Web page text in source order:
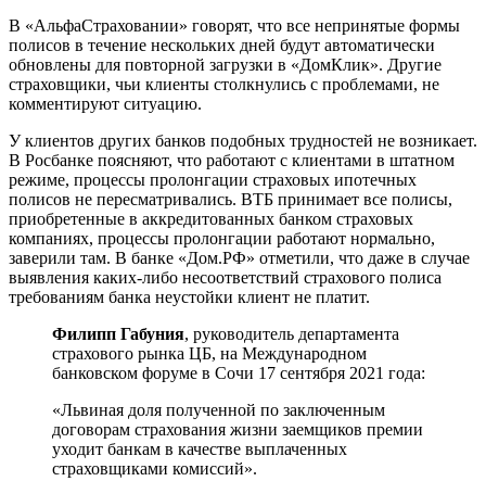
В «АльфаСтраховании» говорят, что все непринятые формы
полисов в течение нескольких дней будут автоматически
обновлены для повторной загрузки в «ДомКлик». Другие
страховщики, чьи клиенты столкнулись с проблемами, не
комментируют ситуацию.
У клиентов других банков подобных трудностей не возникает.
В Росбанке поясняют, что работают с клиентами в штатном
режиме, процессы пролонгации страховых ипотечных
полисов не пересматривались. ВТБ принимает все полисы,
приобретенные в аккредитованных банком страховых
компаниях, процессы пролонгации работают нормально,
заверили там. В банке «Дом.РФ» отметили, что даже в случае
выявления каких-либо несоответствий страхового полиса
требованиям банка неустойки клиент не платит.
Филипп Габуния, руководитель департамента
страхового рынка ЦБ, на Международном
банковском форуме в Сочи 17 сентября 2021 года:
«Львиная доля полученной по заключенным
договорам страхования жизни заемщиков премии
уходит банкам в качестве выплаченных
страховщиками комиссий».